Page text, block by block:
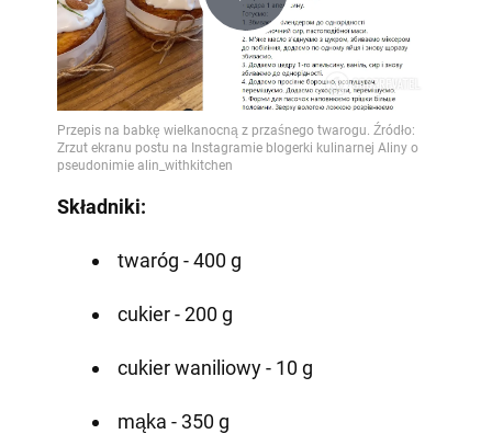
Play
Video
Składniki:
twaróg - 400 g
cukier - 200 g
cukier waniliowy - 10 g
mąka - 350 g